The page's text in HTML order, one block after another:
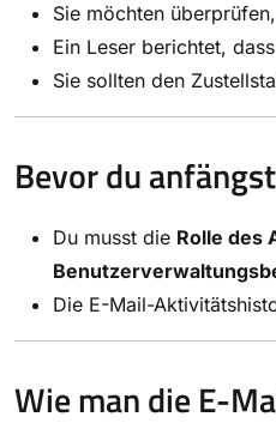
Sie möchten
Ein Leser berichtet,
Sie sollten den
Bevor du anfängst
Du musst die Rolle des
Die E-Mail-
Wie man die E-